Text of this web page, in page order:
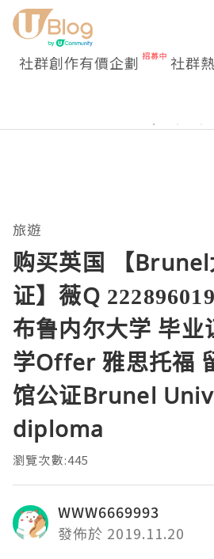
社群創作有價企劃 社群
旅遊
购买英国 【
证】薇Q
布鲁内尔大学 毕业
学Offer 雅思托福
馆公证Brunel
diploma
瀏覽次數:445
WWW6669993
發佈於 2019.11.20